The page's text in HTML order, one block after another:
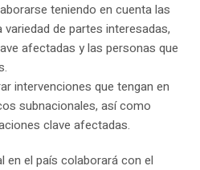
teniendo en cuenta las
de partes interesadas,
afectadas y las personas que
intervenciones que tengan en
subnacionales, así como
clave afectadas.
en el país colaborará con el